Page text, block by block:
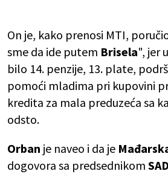
On je, kako prenosi MTI,
sme da ide putem Brisela", jer
bilo 14. penzije, 13. plate,
pomoći mladima pri kupovini
kredita za mala preduzeća sa
odsto.
Orban je naveo i da je
dogovora sa predsednikom